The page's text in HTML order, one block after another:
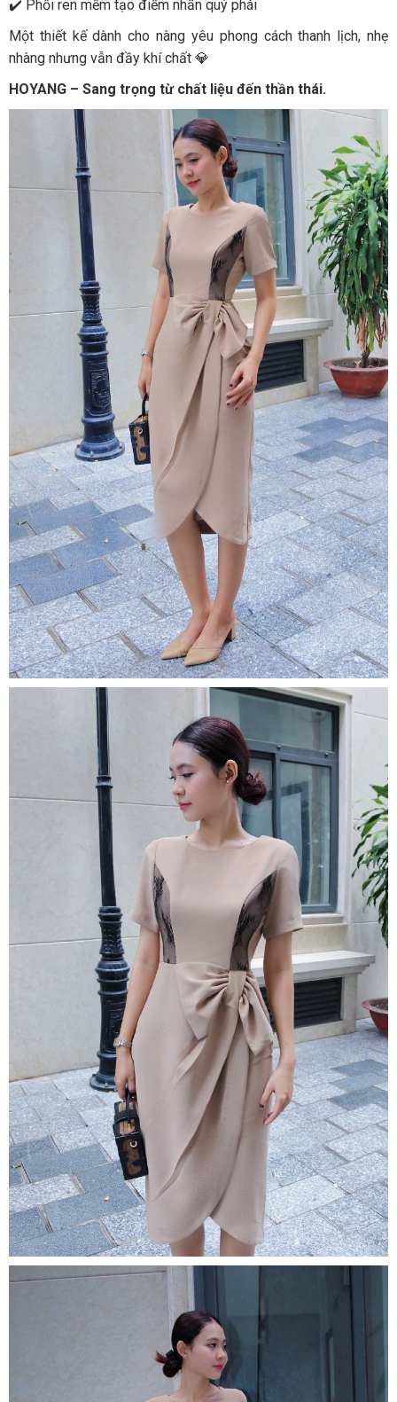
✔️ Phối ren mềm tạo điểm nhấn quý phái
Một thiết kế dành cho nàng yêu phong cách thanh lịch, nhẹ
nhàng nhưng vẫn đầy khí chất 💎
HOYANG – Sang trọng từ chất liệu đến thần thái.